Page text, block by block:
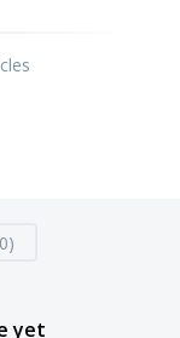
yet